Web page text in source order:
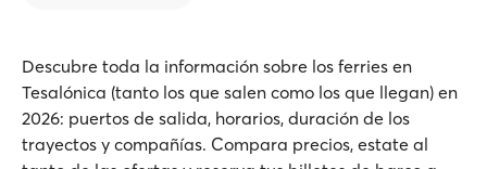
Descubre toda la información sobre los ferries en
Tesalónica (tanto los que salen como los que llegan) en
2026: puertos de salida, horarios, duración de los
trayectos y compañías. Compara precios, estate al